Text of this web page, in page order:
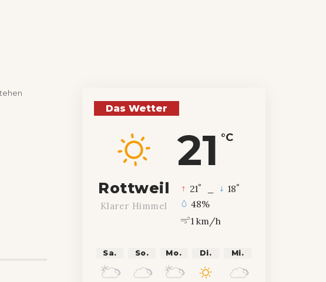
Das Wetter
21 °C
Rottweil
Klarer Himmel
21° 18°
48%
1 km/h
Sa. So. Mo. Di. Mi.